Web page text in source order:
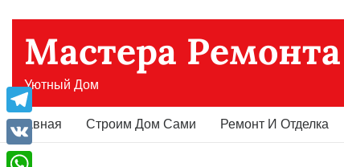
содержимому
Мастера Ремонта
Уютный Дом
Главная Строим Дом Сами Ремонт И Отделка
Telegram
VK